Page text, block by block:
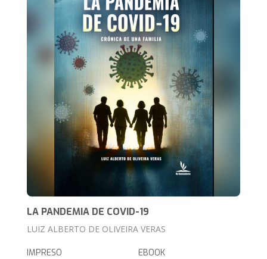
LA PANDEMIA DE COVID-19
LUIZ ALBERTO DE OLIVEIRA VERAS
IMPRESO EBOOK